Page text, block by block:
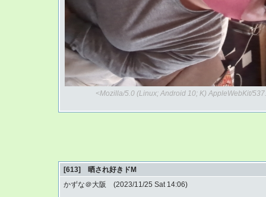
<Mozilla/5.0 (Linux; Android 10; K) AppleWebKit/
[613] 晒され好きドM
かずな＠大阪 (2023/11/25 Sat 14:06)